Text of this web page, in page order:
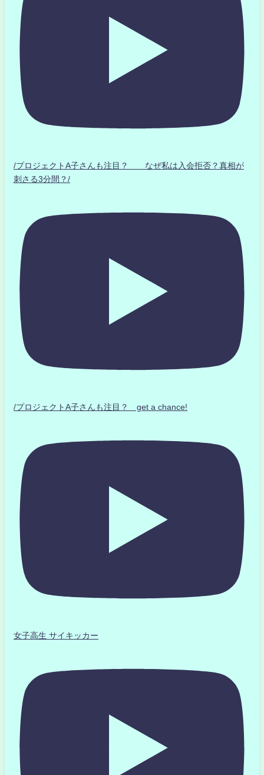
/プロジェクトA子さんも注目？ なぜ私は入会拒否？真相が
刺さる3分間？/
/プロジェクトA子さんも注目？ get a chance!
女子高生 サイキッカー